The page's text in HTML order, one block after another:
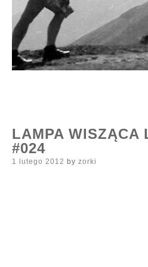
LAMPA WISZĄCA
#024
Posted
1 lutego 2012 by zorki